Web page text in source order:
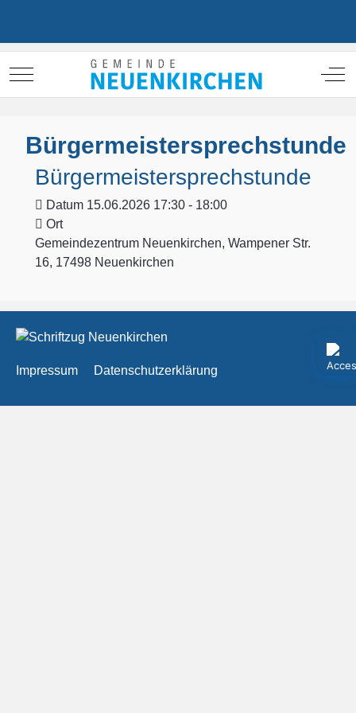
Mobile Menu Toggle Off-
Bürgermeistersprechstunde
Bürgermeistersprechstunde
Datum 15.06.2026 17:30 - 18:00
Ort
Gemeindezentrum Neuenkirchen, Wampener Str.
16, 17498 Neuenkirchen
Impressum Datenschutzerklärung